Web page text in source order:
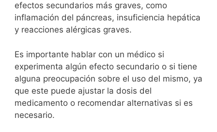
efectos secundarios más graves, como
inflamación del páncreas, insuficiencia hepática
y reacciones alérgicas graves.
Es importante hablar con un médico si
experimenta algún efecto secundario o si tiene
alguna preocupación sobre el uso del mismo, ya
que este puede ajustar la dosis del
medicamento o recomendar alternativas si es
necesario.